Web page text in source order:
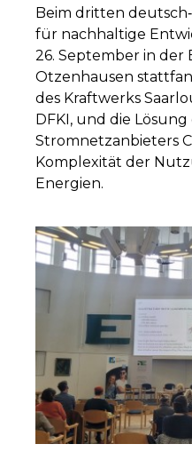
Beim dritten
für nachhaltige
26. September in der
Otzenhausen
des Kraftwerks
DFKI, und die
Stromnetzanbieters
Komplexität der
Energien.